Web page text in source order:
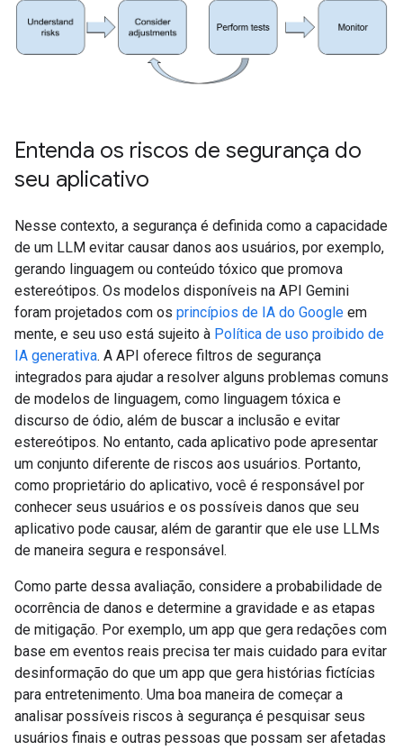
Entenda os riscos de segurança do
seu aplicativo
Nesse contexto, a segurança é definida como a capacidade
de um LLM evitar causar danos aos usuários, por exemplo,
gerando linguagem ou conteúdo tóxico que promova
estereótipos. Os modelos disponíveis na API Gemini
foram projetados com os princípios de IA do Google em
mente, e seu uso está sujeito à Política de uso proibido de
IA generativa. A API oferece filtros de segurança
integrados para ajudar a resolver alguns problemas comuns
de modelos de linguagem, como linguagem tóxica e
discurso de ódio, além de buscar a inclusão e evitar
estereótipos. No entanto, cada aplicativo pode apresentar
um conjunto diferente de riscos aos usuários. Portanto,
como proprietário do aplicativo, você é responsável por
conhecer seus usuários e os possíveis danos que seu
aplicativo pode causar, além de garantir que ele use LLMs
de maneira segura e responsável.
Como parte dessa avaliação, considere a probabilidade de
ocorrência de danos e determine a gravidade e as etapas
de mitigação. Por exemplo, um app que gera redações com
base em eventos reais precisa ter mais cuidado para evitar
desinformação do que um app que gera histórias fictícias
para entretenimento. Uma boa maneira de começar a
analisar possíveis riscos à segurança é pesquisar seus
usuários finais e outras pessoas que possam ser afetadas